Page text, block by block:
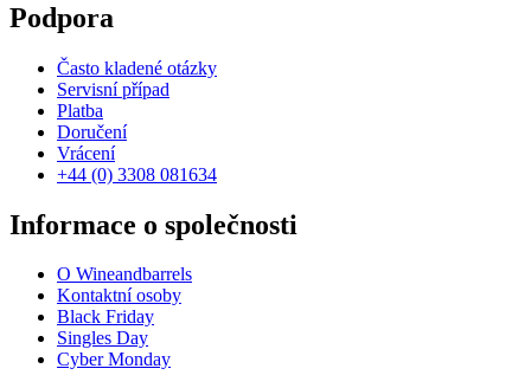
Podpora
Často kladené otázky
Servisní případ
Platba
Doručení
Vrácení
+44 (0) 3308 081634
Informace o společnosti
O Wineandbarrels
Kontaktní osoby
Black Friday
Singles Day
Cyber Monday